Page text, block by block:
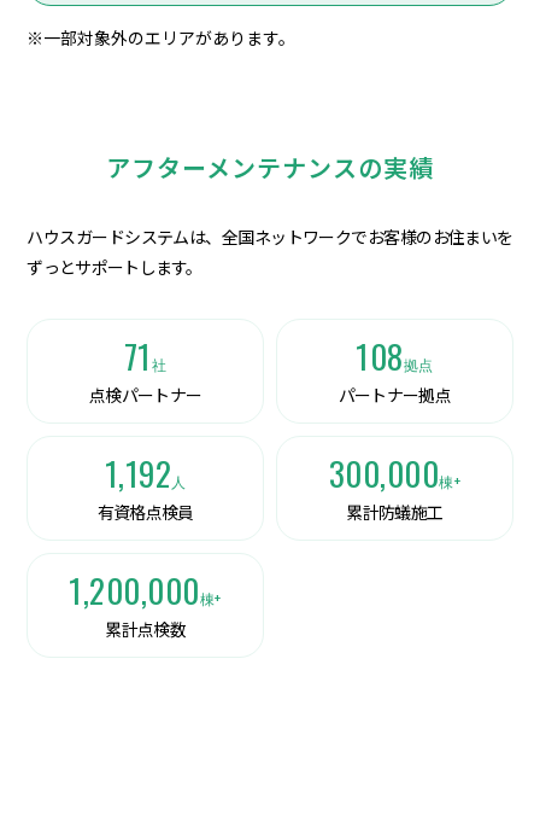
※一部対象外のエリアがあります。
アフターメンテナンスの実績
ハウスガードシステムは、全国ネットワークでお客様のお住まいを
ずっとサポートします。
71 社
点検パートナー
108拠点
パートナー拠点
1,192 人
有資格点検員
300,000棟+
累計防蟻施工
1,200,000棟+
累計点検数